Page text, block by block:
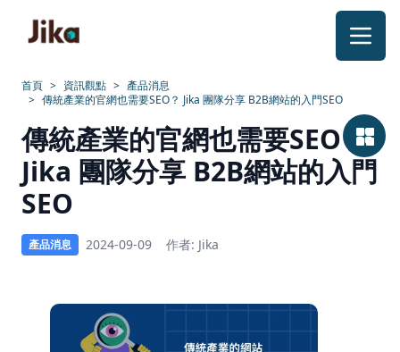
首頁 > 資訊觀點 > 產品消息
> 傳統產業的官網也需要SEO？ Jika 團隊分享 B2B網站的入門SEO
傳
統
產
業
的
傳統產業的官網也需要SEO？
Jika 團隊分享 B2B網站的入門
SEO
產品消息 2024-09-09 作者: Jika